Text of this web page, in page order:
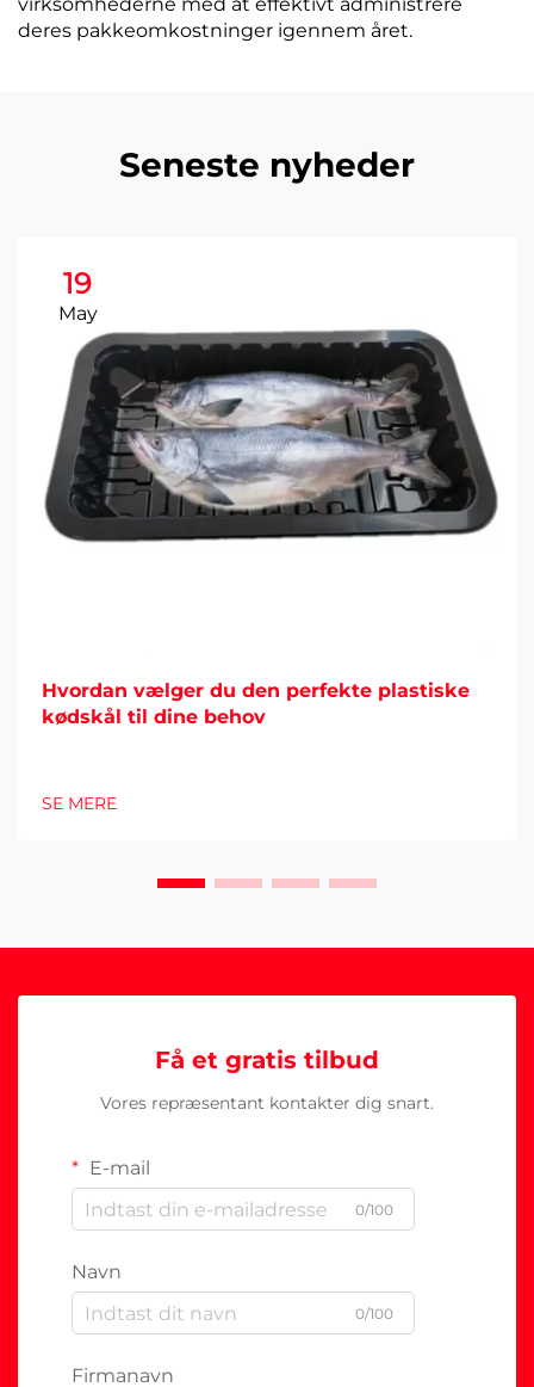
deres pakkeomkostninger igennem året.
Seneste nyheder
19
May
Hvordan vælger du den perfekte plastiske
kødskål til dine behov
SE MERE
Få et gratis tilbud
Vores repræsentant kontakter dig snart.
E-mail
0/100
Navn
0/100
Firmanavn